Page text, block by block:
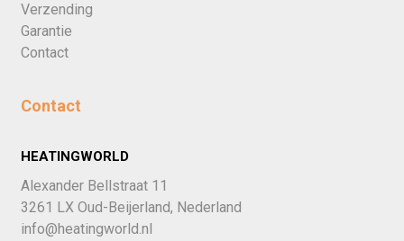
Verzending
Garantie
Contact
Contact
HEATINGWORLD
Alexander Bellstraat 11
3261 LX Oud-Beijerland, Nederland
info@heatingworld.nl